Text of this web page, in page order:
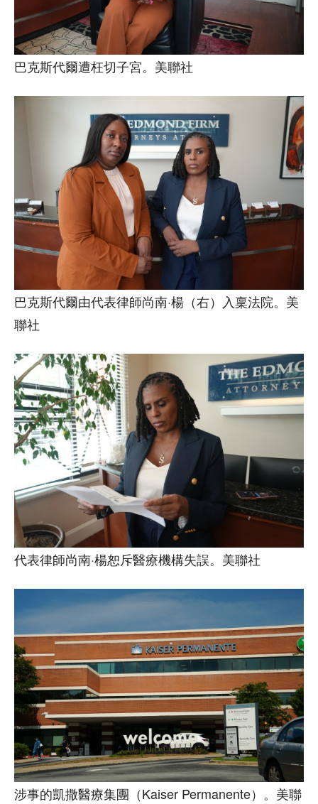
巴克斯代爾遭枉切子宮。美聯社
巴克斯代爾由代表律師尚南·楊（右）入稟法院。美
聯社
代表律師尚南·楊恕斥醫療機構失誤。美聯社
涉事的凱撒醫療集團（Kaiser Permanente）。美聯